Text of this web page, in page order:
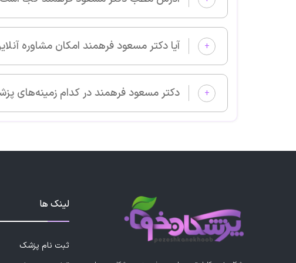
+ آیا دکتر مسعود فرهمند امکان مشاوره آنلاین دارد؟
+ دکتر مسعود فرهمند در کدام زمینه‌های پزشکی بیمار می‌پذیرد؟
لینک ها
ثبت نام پزشک